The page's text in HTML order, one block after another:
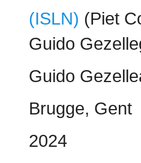
(ISLN) (Piet
Guido
Guido
Brugge, Gent
2024